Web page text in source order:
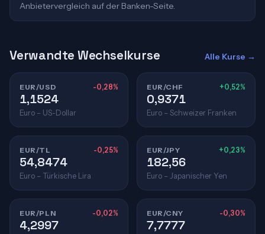
Anbietervergleich auf der Banken-Seite.
Verwandte Wechselkurse Alle Kurse →
EUR/USD -0,28%
1,1524
Euro – US-Dollar
EUR/CHF +0,52%
0,9371
Euro – Schweizer Franken
EUR/TL -0,25%
54,8474
Euro – Türkische Lira
EUR/JPY +0,23%
182,56
Euro – Japanischer Yen
EUR/PLN -0,02%
4,2997
EUR/CNY -0,30%
7,7777